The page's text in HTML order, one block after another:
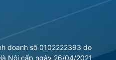
doanh số 0102222393 do
Nội cấp ngày 26/04/2021